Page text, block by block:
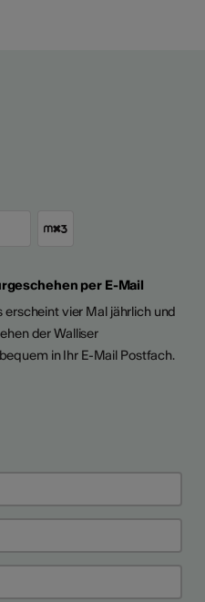
per E-Mail
vier Mal jährlich und
der Walliser
in Ihr E-Mail Postfach.